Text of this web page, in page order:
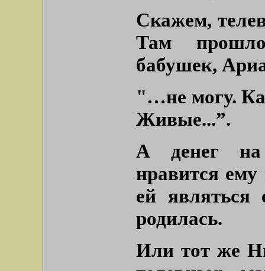
Скажем,
Там
бабушек,
"…не могу.
Живые...”.
А денег на
нравится
ей
родилась.
Или тот же